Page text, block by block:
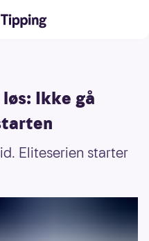
Ikke gå
Eliteserien starter